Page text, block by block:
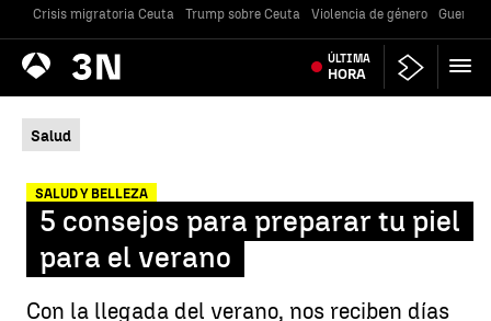
Crisis migratoria Ceuta Trump sobre Ceuta Violencia de género Guerra
Antena
3 Noticias ÚLTIMA
HORA
Salud
SALUD Y BELLEZA
5 consejos para preparar tu piel
para el verano
Con la llegada del verano, nos reciben días